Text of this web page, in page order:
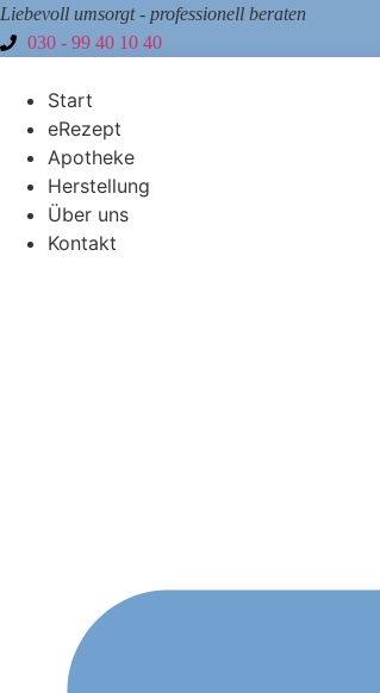
Liebevoll umsorgt - professionell beraten
030 - 99 40 10 40
Start
eRezept
Apotheke
Herstellung
Über uns
Kontakt